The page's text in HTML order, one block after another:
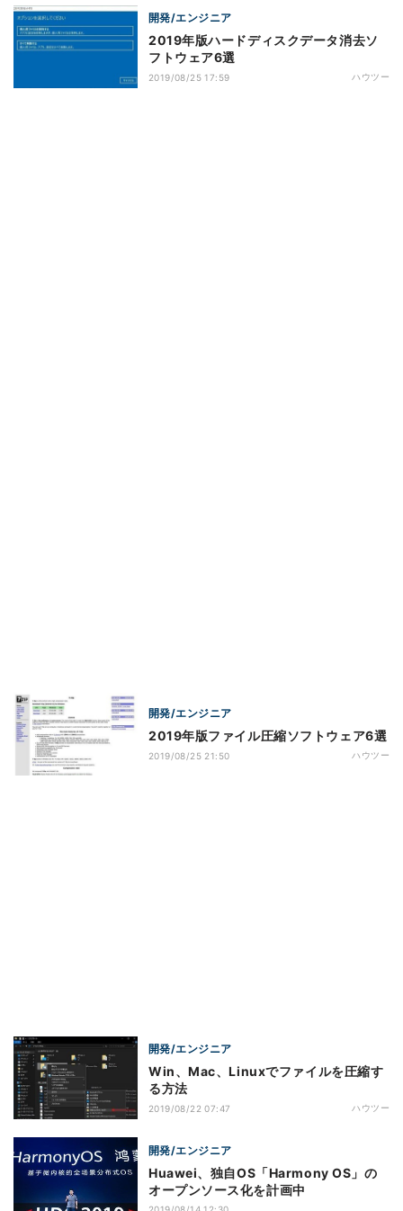
開発/エンジニア
2019年版ハードディスクデータ消去ソ
フトウェア6選
2019/08/25 17:59 ハウツー
開発/エンジニア
2019年版ファイル圧縮ソフトウェア6選
2019/08/25 21:50 ハウツー
開発/エンジニア
Win、Mac、Linuxでファイルを圧縮す
る方法
2019/08/22 07:47 ハウツー
開発/エンジニア
Huawei、独自OS「Harmony OS」の
オープンソース化を計画中
2019/08/14 12:30